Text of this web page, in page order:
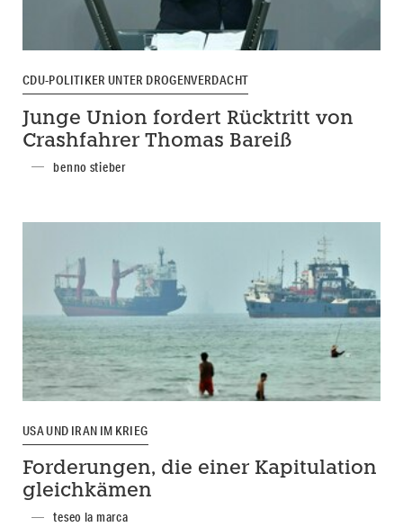
CDU-POLITIKER UNTER DROGENVERDACHT
Junge Union fordert Rücktritt von
Crashfahrer Thomas Bareiß
benno stieber
USA UND IRAN IM KRIEG
Forderungen, die einer Kapitulation
gleichkämen
teseo la marca